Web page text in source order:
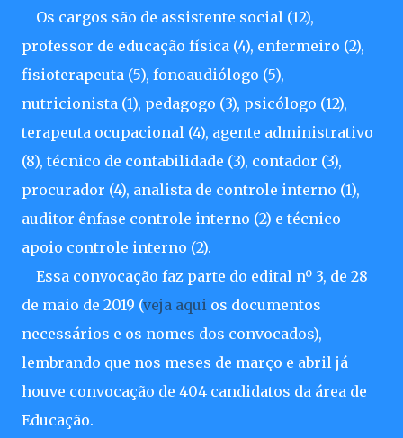
Os cargos são de assistente social (12),
professor de educação física (4), enfermeiro (2),
fisioterapeuta (5), fonoaudiólogo (5),
nutricionista (1), pedagogo (3), psicólogo (12),
terapeuta ocupacional (4), agente administrativo
(8), técnico de contabilidade (3), contador (3),
procurador (4), analista de controle interno (1),
auditor ênfase controle interno (2) e técnico
apoio controle interno (2).
Essa convocação faz parte do edital nº 3, de 28
de maio de 2019 (veja aqui os documentos
necessários e os nomes dos convocados),
lembrando que nos meses de março e abril já
houve convocação de 404 candidatos da área de
Educação.